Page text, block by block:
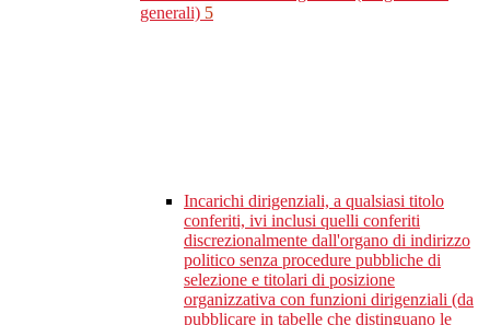
generali) 5
Incarichi dirigenziali, a qualsiasi titolo
conferiti, ivi inclusi quelli conferiti
discrezionalmente dall'organo di indirizzo
politico senza procedure pubbliche di
selezione e titolari di posizione
organizzativa con funzioni dirigenziali (da
pubblicare in tabelle che distinguano le